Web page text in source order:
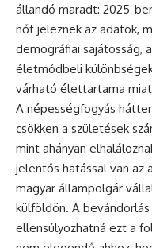
állandó maradt: 2025-
nőt jeleznek az adatok,
demográfiai sajátosság,
életmódbeli
várható élettartama
A népességfogyás
csökken a születések
mint ahányan
jelentős hatással van az
magyar állampolgár
külföldön. A
ellensúlyozhatná ezt a